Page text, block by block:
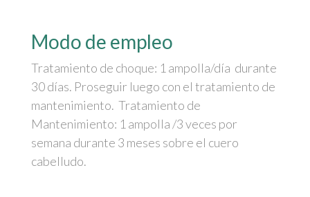
Modo de empleo
Tratamiento de choque: 1 ampolla/día durante
30 días. Proseguir luego con el tratamiento de
mantenimiento. Tratamiento de
Mantenimiento: 1 ampolla /3 veces por
semana durante 3 meses sobre el cuero
cabelludo.